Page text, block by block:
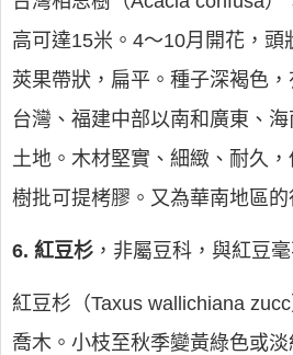
高可達15米。4～10月開花，頭
莢果帶狀，扁平。種子深褐色
台灣、福建中部以南和廣東、
土地。木材堅實、細緻、耐久，
樹批可提栲膠。又為華南地區的
6. 紅豆杉 ，非屬豆科，與紅豆
紅豆杉（Taxus wallichiana
喬木。小枝至秋季變黃綠色或